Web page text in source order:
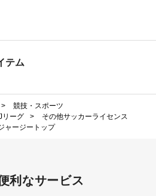
テム
>
競技・スポーツ
リーグ >
その他サッカーライセンス
ャージートップ
利なサービス